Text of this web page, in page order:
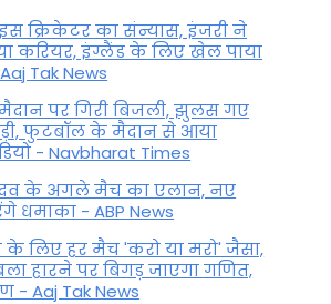
क्रिकेटर का संन्यास, इंजरी ने
करियर, इंग्लैंड के लिए खेल पाया
Tak News
पर गिरी बिजली, झुलस गए
फुटबॉल के मैदान से आया
- Navbharat Times
के अगले मैच का एलान, नए
धमाका - ABP News
के लिए हर मैच 'करो या मरो' जैसा,
हारने पर बिगड़ जाएगा गण‍ित,
- Aaj Tak News